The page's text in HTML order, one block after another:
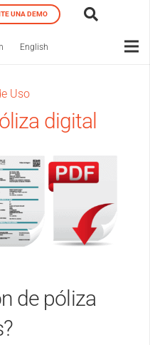
UNA DEMO
English
Uso
digital
de póliza